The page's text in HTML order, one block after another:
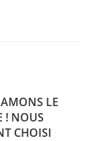
LE
! NOUS
CHOISI